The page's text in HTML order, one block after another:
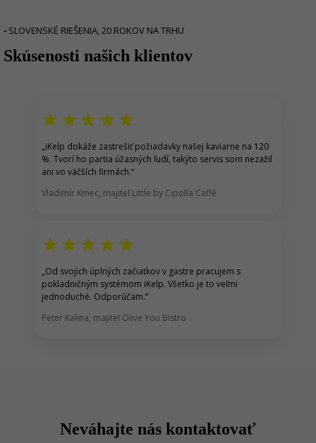
- SLOVENSKÉ RIEŠENIA, 20 ROKOV NA TRHU
Skúsenosti našich klientov
star star star star star
„iKelp dokáže zastrešiť požiadavky našej kaviarne na 120
%. Tvorí ho partia úžasných ľudí, takýto servis som nezažil
ani vo väčších firmách.“
Vladimír Kmec, majiteľ Little by Cipolla Caffé
star star star star star
„Od svojich úplných začiatkov v gastre pracujem s
pokladničným systémom iKelp. Všetko je to veľmi
jednoduché. Odporúčam.“
Peter Kalina, majiteľ Olive You Bistro
Neváhajte nás kontaktovať